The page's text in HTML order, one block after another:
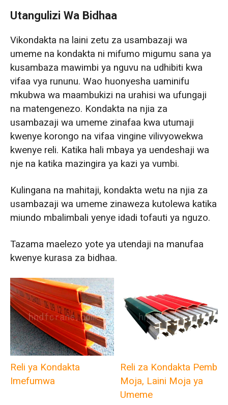
Utangulizi Wa Bidhaa
Vikondakta na laini zetu za usambazaji wa
umeme na kondakta ni mifumo migumu sana ya
kusambaza mawimbi ya nguvu na udhibiti kwa
vifaa vya rununu. Wao huonyesha uaminifu
mkubwa wa maambukizi na urahisi wa ufungaji
na matengenezo. Kondakta na njia za
usambazaji wa umeme zinafaa kwa utumaji
kwenye korongo na vifaa vingine vilivyowekwa
kwenye reli. Katika hali mbaya ya uendeshaji wa
nje na katika mazingira ya kazi ya vumbi.
Kulingana na mahitaji, kondakta wetu na njia za
usambazaji wa umeme zinaweza kutolewa katika
miundo mbalimbali yenye idadi tofauti ya nguzo.
Tazama maelezo yote ya utendaji na manufaa
kwenye kurasa za bidhaa.
Reli ya Kondakta
Imefumwa
Reli za Kondakta Pembe
Moja, Laini Moja ya
Umeme